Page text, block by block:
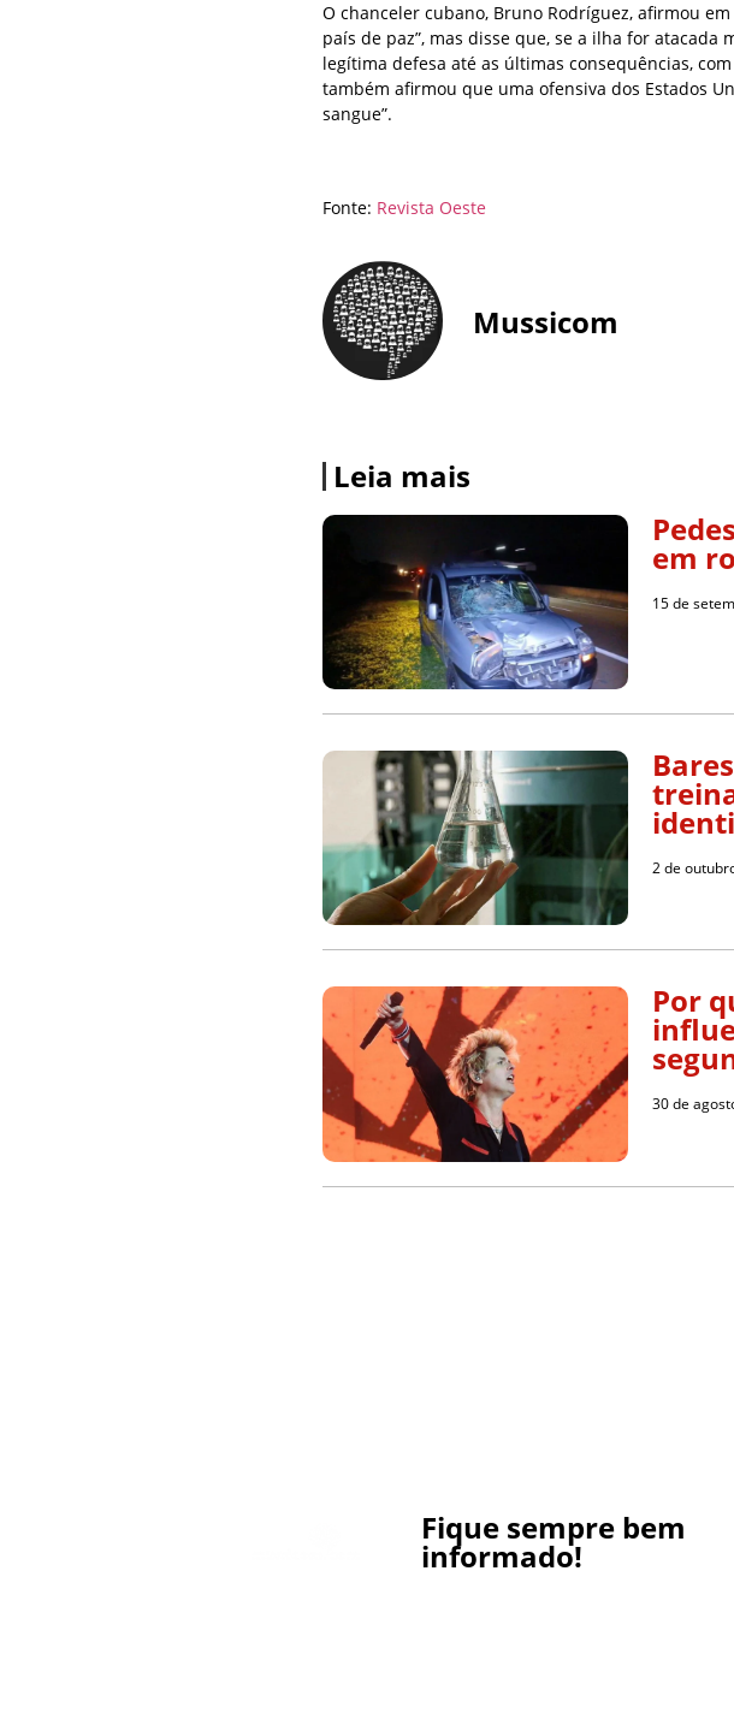
O chanceler cubano, Bruno Rodríguez, afirmou
país de paz”, mas disse que, se a ilha for atacada
legítima defesa até as últimas consequências,
também afirmou que uma ofensiva dos Estados
sangue”.
Fonte: Revista Oeste
Mussicom
Leia mais
em
15 de
2 de
Por
30 de
Fique sempre bem
informado!